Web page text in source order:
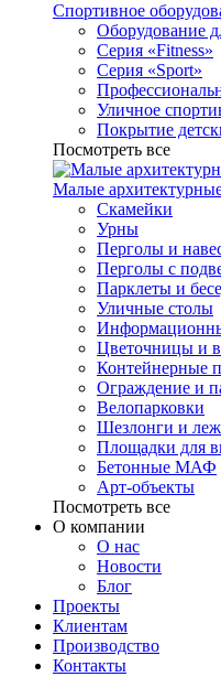
Спортивное
Оборудование
Серия «Fitness»
Серия «Sport»
Уличное
Покрытие
Посмотреть все
Малые
Скамейки
Урны
Перголы и
Перголы с
Парклеты и
Уличные столы
Цветочницы и
Контейнерные
Ограждение и
Велопарковки
Шезлонги и
Площадки для
Бетонные МАФ
Арт-объекты
Посмотреть все
О компании
О нас
Новости
Блог
Проекты
Клиентам
Производство
Контакты